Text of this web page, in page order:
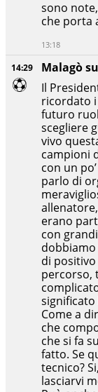
14:29
Malagò
Il
ricordato i
futuro
scegliere
vivo
campioni
con un
parlo di
erano
con
di
percorso,
significato
Come a
che
che si fa
fatto. Se
tecnico?
lasciarvi
sono
che porta
13:18